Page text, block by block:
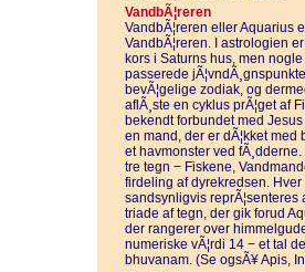
VandbÃ¦reren
VandbÃ¦reren eller Aquarius
VandbÃ¦reren. I astrologien
kors i Saturns hus, men
passerede
bevÃ¦gelige zodiak, og
aflÃ¸ste en cyklus prÃ¦get af
bekendt forbundet med
en mand, der er dÃ¦kket
et havmonster ved
tre tegn − Fiskene,
firdeling af dyrekredsen.
sandsynligvis reprÃ¦senteres
triade af tegn, der gik forud
der rangerer over
numeriske vÃ¦rdi 14 − et tal
bhuvanam. (Se ogsÃ¥ Apis,